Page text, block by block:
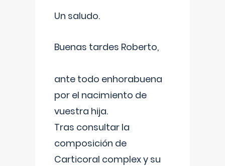
Un saludo.
Buenas tardes Roberto,
ante todo enhorabuena
por el nacimiento de
vuestra hija.
Tras consultar la
composición de
Carticoral complex y su